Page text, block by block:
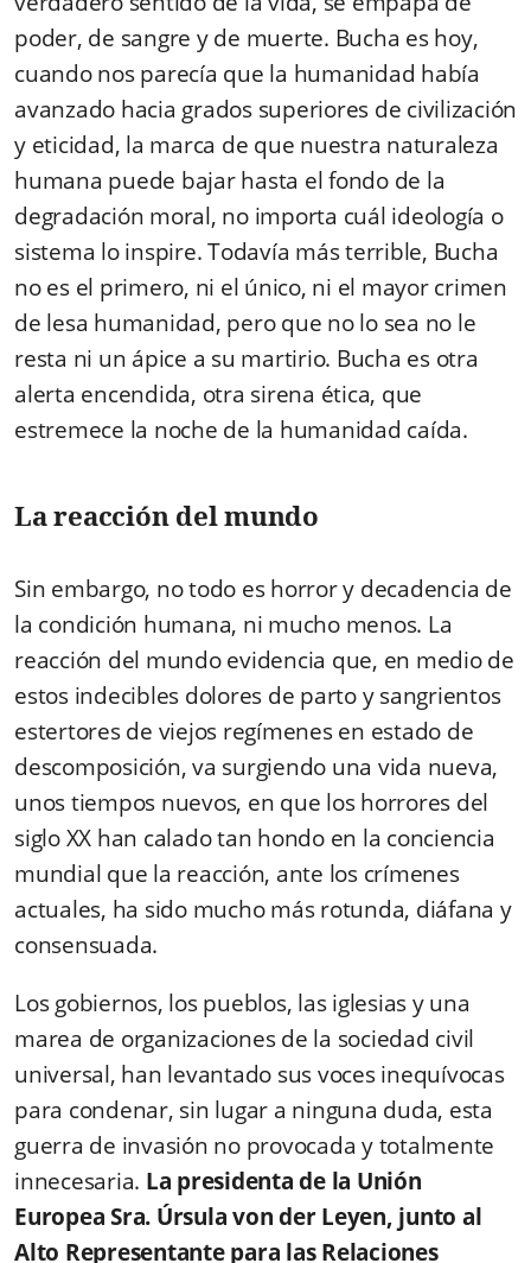
poder, de sangre y de muerte. Bucha es hoy,
cuando nos parecía que la humanidad había
avanzado hacia grados superiores de civilización
y eticidad, la marca de que nuestra naturaleza
humana puede bajar hasta el fondo de la
degradación moral, no importa cuál ideología o
sistema lo inspire. Todavía más terrible, Bucha
no es el primero, ni el único, ni el mayor crimen
de lesa humanidad, pero que no lo sea no le
resta ni un ápice a su martirio. Bucha es otra
alerta encendida, otra sirena ética, que
estremece la noche de la humanidad caída.
La reacción del mundo
Sin embargo, no todo es horror y decadencia de
la condición humana, ni mucho menos. La
reacción del mundo evidencia que, en medio de
estos indecibles dolores de parto y sangrientos
estertores de viejos regímenes en estado de
descomposición, va surgiendo una vida nueva,
unos tiempos nuevos, en que los horrores del
siglo XX han calado tan hondo en la conciencia
mundial que la reacción, ante los crímenes
actuales, ha sido mucho más rotunda, diáfana y
consensuada.
Los gobiernos, los pueblos, las iglesias y una
marea de organizaciones de la sociedad civil
universal, han levantado sus voces inequívocas
para condenar, sin lugar a ninguna duda, esta
guerra de invasión no provocada y totalmente
innecesaria. La presidenta de la Unión
Europea Sra. Úrsula von der Leyen, junto al
Alto Representante para las Relaciones